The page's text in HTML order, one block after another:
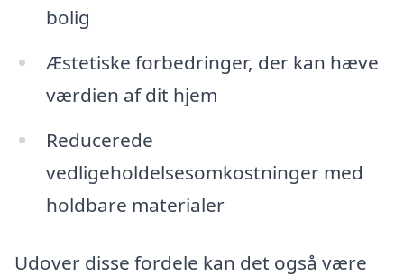
bolig
Æstetiske forbedringer, der kan hæve
værdien af dit hjem
Reducerede
vedligeholdelsesomkostninger med
holdbare materialer
Udover disse fordele kan det også være